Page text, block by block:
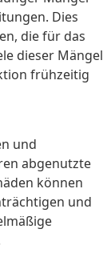
Dies
die für das
dieser Mängel
frühzeitig
und
abgenutzte
können
und